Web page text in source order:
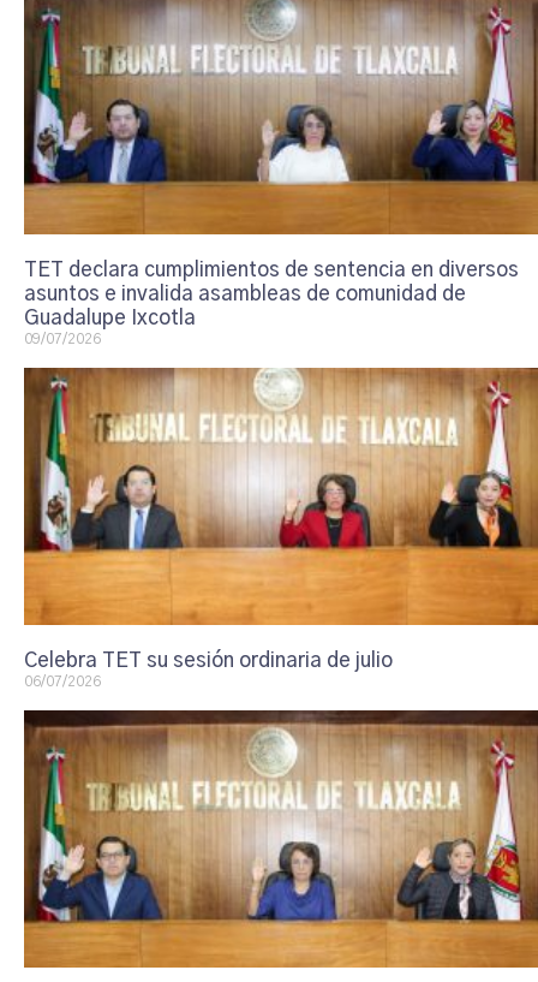
TET declara cumplimientos de sentencia en diversos
asuntos e invalida asambleas de comunidad de
Guadalupe Ixcotla
09/07/2026
Celebra TET su sesión ordinaria de julio
06/07/2026